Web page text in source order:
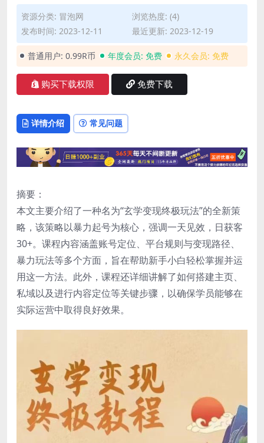
资源分类: 冒泡网
浏览热度: (4)
发布时间: 2023-12-11
最近更新: 2023-12-19
普通用户: 0.99R币 年度会员: 免费 永久会员: 免费
购买下载权限 免费下载
详情介绍 常见问题
摘要：
本文主要介绍了一种名为“玄学变现终极玩法”的全新策
略，该策略以暴力起号为核心，强调一天见效，日获客
30+。课程内容涵盖账号定位、平台规则与变现路径、
暴力玩法等多个方面，旨在帮助新手小白轻松掌握并运
用这一方法。此外，课程还详细讲解了如何搭建主页、
私域以及进行内容定位等关键步骤，以确保学员能够在
实际运营中取得良好效果。